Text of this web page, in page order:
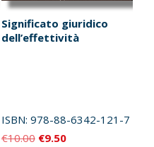
Significato giuridico
dell’effettività
ISBN: 978-88-6342-121-7
€10.00 Il
€9.50Il